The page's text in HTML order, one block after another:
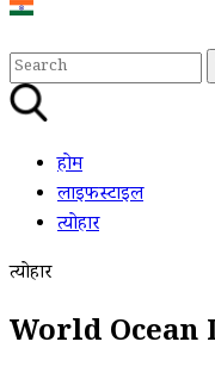
होम
लाइफस्टाइल
त्योहार
त्योहार
World Ocean